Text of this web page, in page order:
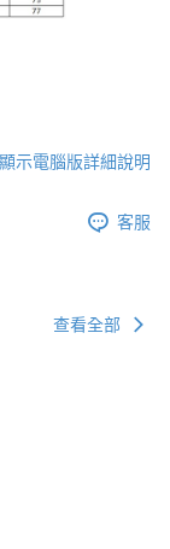
顯示電腦版詳細說明
客服
查看全部